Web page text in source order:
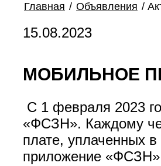
Главная / Объявления /
15.08.2023
МОБИЛЬНОЕ
С 1 февраля 2023
«ФСЗН». Каждому
плате, уплаченных
приложение